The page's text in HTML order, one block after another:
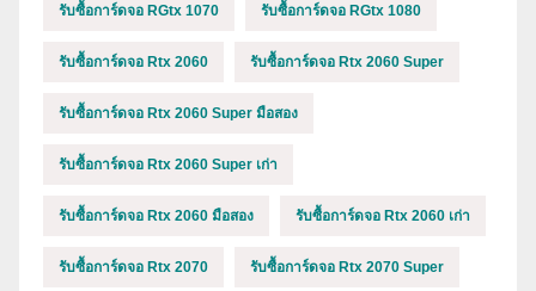
รับซื้อการ์ดจอ RGtx 1070 รับซื้อการ์ดจอ RGtx 1080
รับซื้อการ์ดจอ Rtx 2060 รับซื้อการ์ดจอ Rtx 2060 Super
รับซื้อการ์ดจอ Rtx 2060 Super มือสอง
รับซื้อการ์ดจอ Rtx 2060 Super เก่า
รับซื้อการ์ดจอ Rtx 2060 มือสอง รับซื้อการ์ดจอ Rtx 2060 เก่า
รับซื้อการ์ดจอ Rtx 2070 รับซื้อการ์ดจอ Rtx 2070 Super